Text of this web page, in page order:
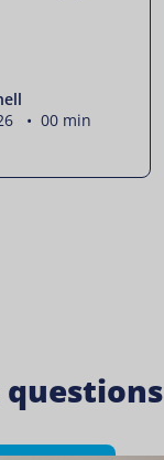
• 00 min
questions